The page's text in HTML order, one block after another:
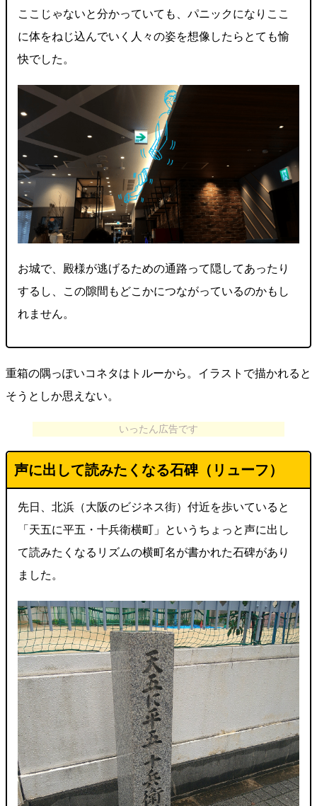
ここじゃないと分かっていても、パニックになりここ
に体をねじ込んでいく人々の姿を想像したらとても愉
快でした。
お城で、殿様が逃げるための通路って隠してあったり
するし、この隙間もどこかにつながっているのかもし
れません。
重箱の隅っぽいコネタはトルーから。イラストで描かれると
そうとしか思えない。
いったん広告です
声に出して読みたくなる石碑（ リューフ）
先日、北浜（大阪のビジネス街）付近を歩いていると
「天五に平五・十兵衛横町」というちょっと声に出し
て読みたくなるリズムの横町名が書かれた石碑があり
ました。